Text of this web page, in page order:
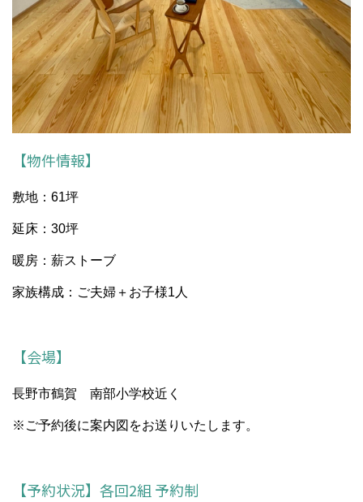
【物件情報】
敷地：61坪
延床：30坪
暖房：薪ストーブ
家族構成：ご夫婦＋お子様1人
【会場】
長野市鶴賀 南部小学校近く
※ご予約後に案内図をお送りいたします。
【予約状況】各回2組 予約制